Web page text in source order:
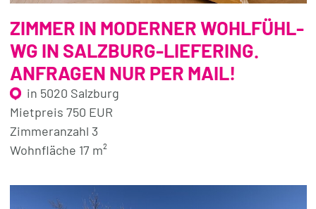
ZIMMER IN MODERNER WOHLFÜHL-
WG IN SALZBURG-LIEFERING.
ANFRAGEN NUR PER MAIL!
in 5020 Salzburg
Mietpreis 750 EUR
Zimmeranzahl 3
Wohnfläche 17 m²